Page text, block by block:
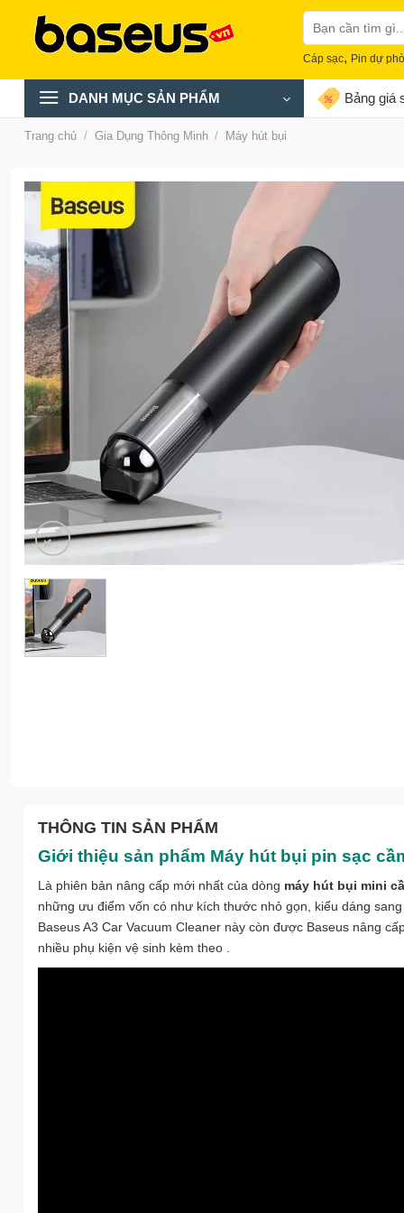
content
Tìm
kiếm:
Cáp sạc, Pin dự
DANH MỤC SẢN PHẨM Bảng giá
Trang chủ / Gia Dụng Thông Minh / Máy hút bụi
THÔNG TIN SẢN PHẨM
Giới thiệu sản phẩm Máy hút bụi pin sạc
Là phiên bản nâng cấp mới nhất của dòng máy hút bụi mini
những ưu điểm vốn có như kích thước nhỏ gọn, kiểu dáng
Baseus A3 Car Vacuum Cleaner này còn được Baseus nâng
nhiều phụ kiện vệ sinh kèm theo .